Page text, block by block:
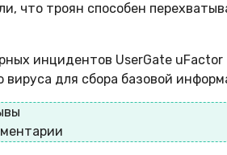
что троян способен
инцидентов UserGate
вируса для сбора базовой